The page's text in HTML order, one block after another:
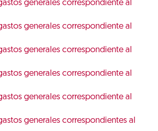
generales correspondiente al
generales correspondiente al
generales correspondiente al
generales correspondiente al
generales correspondiente al
generales correspondientes al